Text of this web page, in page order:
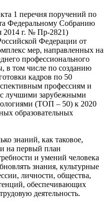
1 перечня поручений по
Федеральному Собранию
2014 г. № Пр-2821)
Федерации от
мер, направленных на
профессионального
в том числе по созданию
кадров по 50
профессиям и
с лучшими зарубежными
(ТОП – 50) к 2020
образовательных
знаний, как таковое,
на первый план
и умений человека
знания, культурные
личности, общества,
обеспечивающих
деятельность.